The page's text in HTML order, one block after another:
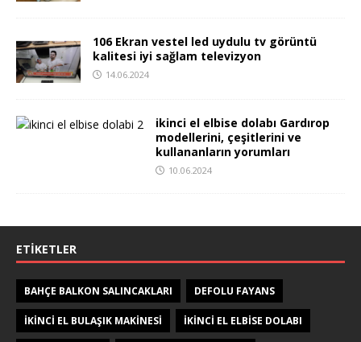
106 Ekran vestel led uydulu tv görüntü
kalitesi iyi sağlam televizyon
14.06.2024
ikinci el elbise dolabı Gardırop
modellerini, çeşitlerini ve
kullananların yorumları
10.06.2024
ETIKETLER
BAHÇE BALKON SALINCAKLARI DEFOLU FAYANS
IKINCI EL BULAŞIK MAKINESI IKINCI EL ELBISE DOLABI